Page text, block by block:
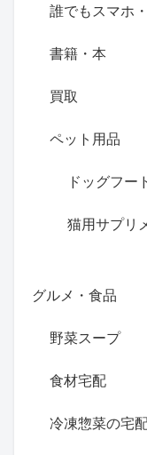
誰でもスマホ
書籍・本
買取
ペット用品
ドッグフー
猫用サプリ
グルメ・食品
野菜スープ
食材宅配
冷凍惣菜の宅